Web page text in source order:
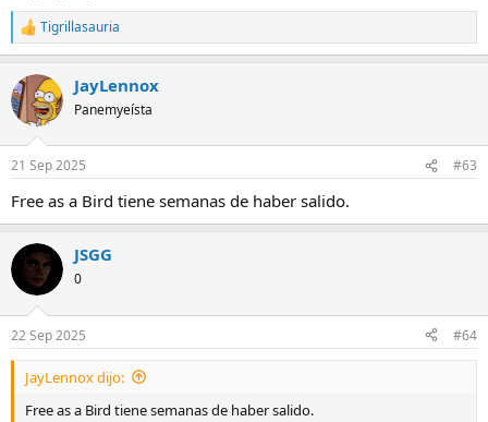
R
e
c
c
i
e
:
Tigrillasauria
JayLennox
Panemyeísta
21 Sep 2025 #63
Free as a Bird tiene semanas de haber salido.
JSGG
0
22 Sep 2025 #64
JayLennox dijo:
Free as a Bird tiene semanas de haber salido.